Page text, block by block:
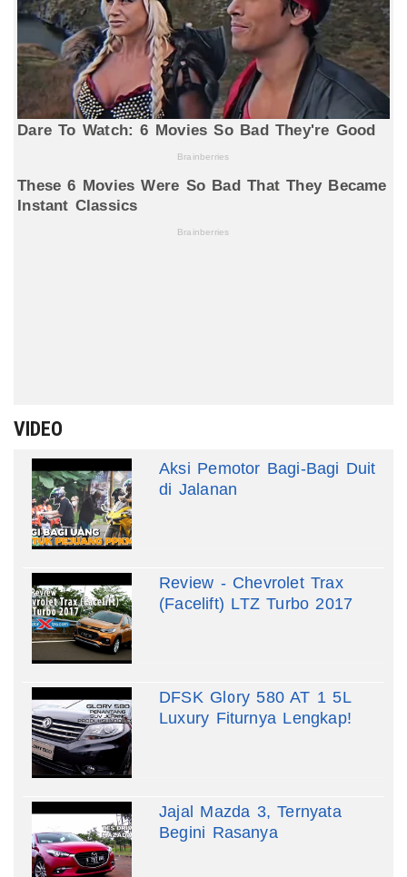
VIDEO
Aksi Pemotor Bagi-Bagi Duit
di Jalanan
Review - Chevrolet Trax
(Facelift) LTZ Turbo 2017
DFSK Glory 580 AT 1 5L
Luxury Fiturnya Lengkap!
Jajal Mazda 3, Ternyata
Begini Rasanya